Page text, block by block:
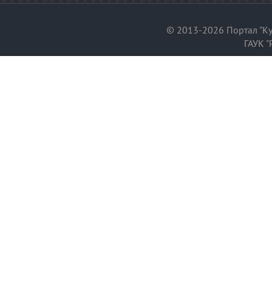
© 2013-2026 Портал
ГАУК